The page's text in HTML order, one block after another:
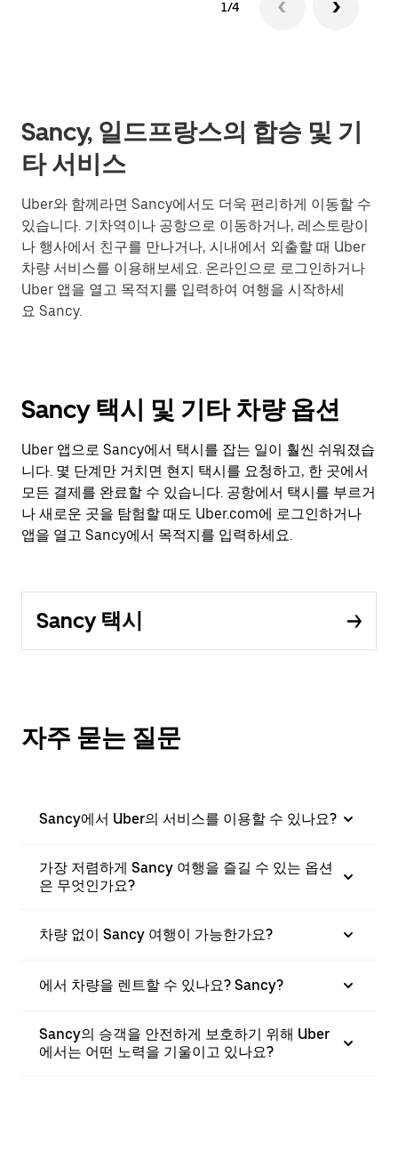
1/4
Sancy, 일드프랑스의 합승 및 기
타 서비스
Uber와 함께라면 Sancy에서도 더욱 편리하게 이동할 수
있습니다. 기차역이나 공항으로 이동하거나, 레스토랑이
나 행사에서 친구를 만나거나, 시내에서 외출할 때 Uber
차량 서비스를 이용해보세요. 온라인으로 로그인하거나
Uber 앱을 열고 목적지를 입력하여 여행을 시작하세
요 Sancy.
Sancy 택시 및 기타 차량 옵션
Uber 앱으로 Sancy에서 택시를 잡는 일이 훨씬 쉬워졌습
니다. 몇 단계만 거치면 현지 택시를 요청하고, 한 곳에서
모든 결제를 완료할 수 있습니다. 공항에서 택시를 부르거
나 새로운 곳을 탐험할 때도 Uber.com에 로그인하거나
앱을 열고 Sancy에서 목적지를 입력하세요.
Sancy 택시
자주 묻는 질문
Sancy에서 Uber의 서비스를 이용할 수 있나요?
가장 저렴하게 Sancy 여행을 즐길 수 있는 옵션
은 무엇인가요?
차량 없이 Sancy 여행이 가능한가요?
에서 차량을 렌트할 수 있나요? Sancy?
Sancy의 승객을 안전하게 보호하기 위해 Uber
에서는 어떤 노력을 기울이고 있나요?